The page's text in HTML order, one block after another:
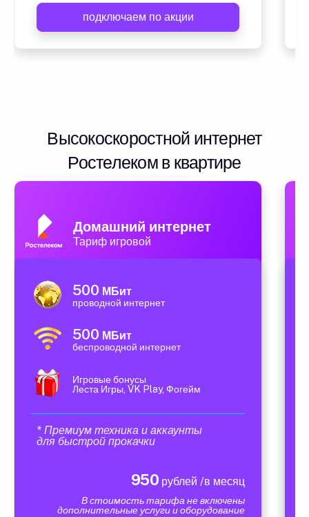
подключаем по акции
Высокоскоростной интернет
Ростелеком в квартире
Домашний интернет
Тариф игровой
500 МБит
проводной интернет
500 МБит
беспроводной интернет
Игровые бонусы
Леста Игры, VK Play, Фогейм
* Премиум техника и аккаунты
для быстрой прокачки
950 рублей /в месяц
В стоимость тарифа не включены
дополнительные услуги и оборудование